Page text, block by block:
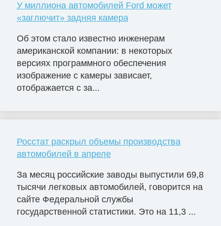
У миллиона автомобилей Ford может
«заглючит» задняя камера
Об этом стало известно инженерам
американской компании: в некоторых
версиях программного обеспечения
изображение с камеры зависает,
отображается с за...
Росстат раскрыл объемы производства
автомобилей в апреле
За месяц российские заводы выпустили 69,8
тысячи легковых автомобилей, говорится на
сайте Федеральной службы
государственной статистики. Это на 11,3 ...